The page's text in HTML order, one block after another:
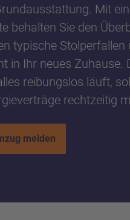
Mit
behalten Sie den
typische Stolperfallen
in Ihr neues Zuhause.
reibungslos läuft,
rechtzeitig
melden